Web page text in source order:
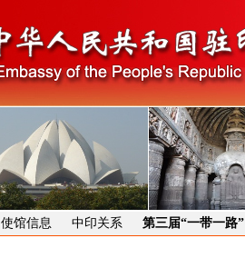
使馆信息 中印关系 第三届“一带一路